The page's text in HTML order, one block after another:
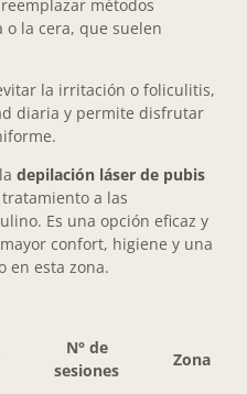
métodos
la cera, que suelen
la irritación o foliculitis,
diaria y permite disfrutar
ladepilación láser de pubis
a las
Es una opción eficaz y
confort, higiene y una
en esta zona.
N° de
sesiones
Zona